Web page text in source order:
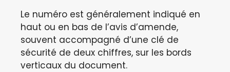
Le numéro est généralement indiqué en
haut ou en bas de l’avis d’amende,
souvent accompagné d’une clé de
sécurité de deux chiffres, sur les bords
verticaux du document.